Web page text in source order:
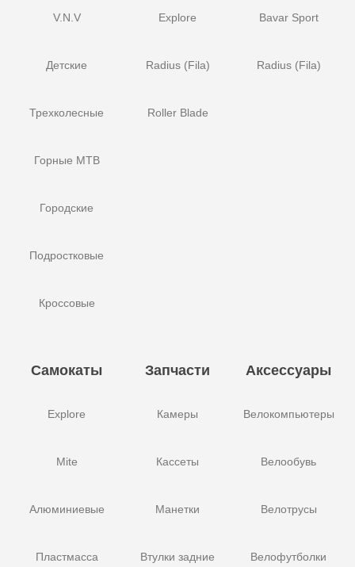
V.N.V
Детские
Трехколесные
Горные MTB
Городские
Подростковые
Кроссовые
Explore
Radius (Fila)
Roller Blade
Bavar Sport
Radius (Fila)
Самокаты
Explore
Mite
Алюминиевые
Пластмасса
Запчасти
Камеры
Кассеты
Манетки
Втулки задние
Аксессуары
Велокомпьютеры
Велообувь
Велотрусы
Велофутболки